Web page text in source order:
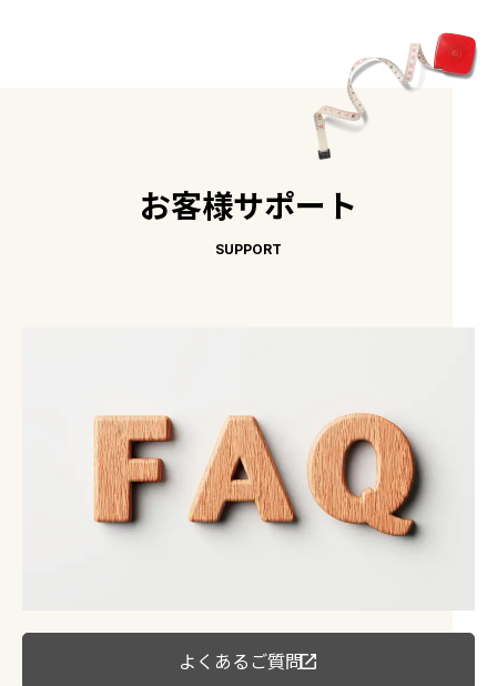
お客様サポート
SUPPORT
よくあるご質問